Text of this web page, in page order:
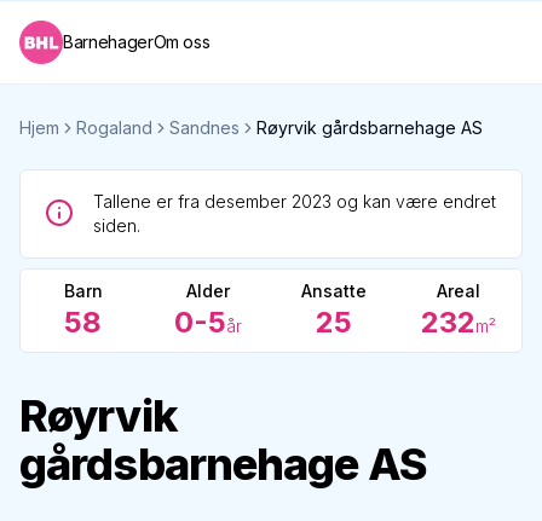
BarnehagerOm oss
Hjem Rogaland Sandnes Røyrvik gårdsbarnehage AS
Tallene er fra desember 2023 og kan være endret
siden.
Barn
58
Alder
0-5år
Ansatte
25
Areal
232m²
Røyrvik
gårdsbarnehage AS